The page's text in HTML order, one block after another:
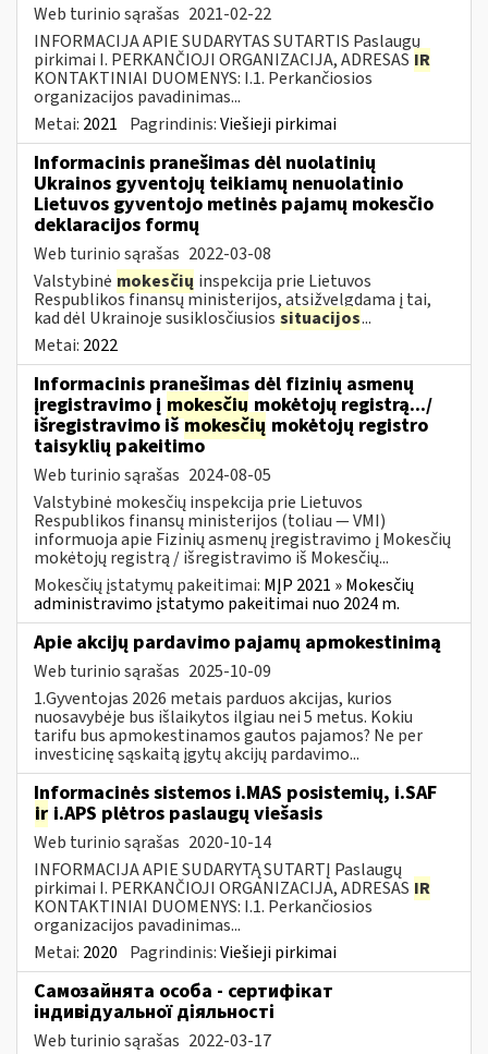
Web turinio sąrašas 2021-02-22
INFORMACIJA APIE SUDARYTAS SUTARTIS Paslaugų
pirkimai I. PERKANČIOJI ORGANIZACIJA, ADRESAS IR
KONTAKTINIAI DUOMENYS: I.1. Perkančiosios
organizacijos pavadinimas...
Metai: 2021 Pagrindinis:Viešieji pirkimai
Informacinis pranešimas dėl nuolatinių
Ukrainos gyventojų teikiamų nenuolatinio
Lietuvos gyventojo metinės pajamų mokesčio
deklaracijos formų
Web turinio sąrašas 2022-03-08
Valstybinė mokesčių inspekcija prie Lietuvos
Respublikos finansų ministerijos, atsižvelgdama į tai,
kad dėl Ukrainoje susiklosčiusios situacijos...
Metai: 2022
Informacinis pranešimas dėl fizinių asmenų
įregistravimo į mokesčių mokėtojų registrą.../
išregistravimo išmokesčių mokėtojų registro
taisyklių pakeitimo
Web turinio sąrašas 2024-08-05
Valstybinė mokesčių inspekcija prie Lietuvos
Respublikos finansų ministerijos (toliau — VMI)
informuoja apie Fizinių asmenų įregistravimo į Mokesčių
mokėtojų registrą / išregistravimo iš Mokesčių...
Mokesčių įstatymų pakeitimai: MĮP 2021 » Mokesčių
administravimo įstatymo pakeitimai nuo 2024 m.
Apie akcijų pardavimo pajamų apmokestinimą
Web turinio sąrašas 2025-10-09
1.Gyventojas 2026 metais parduos akcijas, kurios
nuosavybėje bus išlaikytos ilgiau nei 5 metus. Kokiu
tarifu bus apmokestinamos gautos pajamos? Ne per
investicinę sąskaitą įgytų akcijų pardavimo...
Informacinės sistemos i.MAS posistemių, i.SAF
ir i.APS plėtros paslaugų viešasis
Web turinio sąrašas 2020-10-14
INFORMACIJA APIE SUDARYTĄ SUTARTĮ Paslaugų
pirkimai I. PERKANČIOJI ORGANIZACIJA, ADRESAS IR
KONTAKTINIAI DUOMENYS: I.1. Perkančiosios
organizacijos pavadinimas...
Metai: 2020 Pagrindinis:Viešieji pirkimai
Самозайнята особа - сертифікат
індивідуальної діяльності
Web turinio sąrašas 2022-03-17